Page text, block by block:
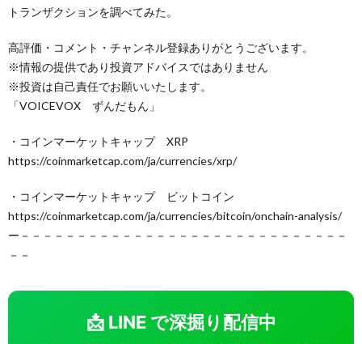
トランザクションを調べてみた。
高評価・コメント・チャンネル登録ありがとうございます。
※情報の提供であり投資アドバイスではありません
※投資は自己責任でお願いいたします。
「VOICEVOX ずんだもん」
・コインマーケットキャップ XRP
https://coinmarketcap.com/ja/currencies/xrp/
・コインマーケットキャップ ビットコイン
https://coinmarketcap.com/ja/currencies/bitcoin/onchain-analysis/
ー－－－－－－－－－－－－－－－－－－－－－－－－－－－－－
－－
📩 LINE で深掘り配信中